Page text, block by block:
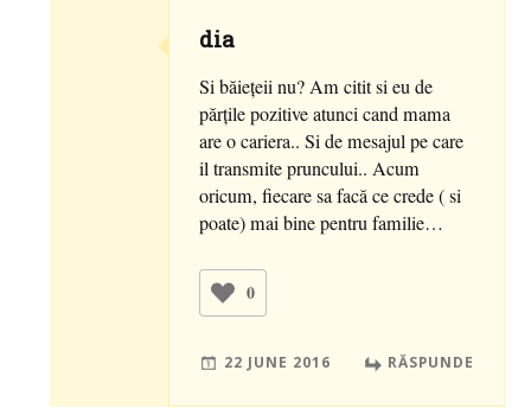
dia
Si băiețeii nu? Am citit si eu de
părțile pozitive atunci cand mama
are o cariera.. Si de mesajul pe care
il transmite pruncului.. Acum
oricum, fiecare sa facă ce crede ( si
poate) mai bine pentru familie…
0
22 JUNE 2016 RĂSPUNDE